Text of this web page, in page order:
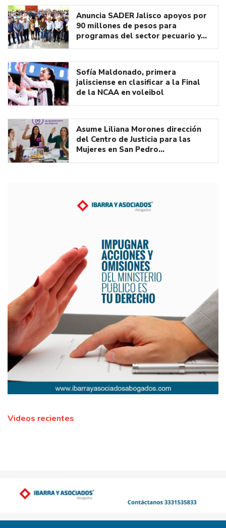
Anuncia SADER Jalisco apoyos por
90 millones de pesos para
programas del sector pecuario y…
Sofía Maldonado, primera
jalisciense en clasificar a la Final
de la NCAA en voleibol
Asume Liliana Morones dirección
del Centro de Justicia para las
Mujeres en San Pedro…
Videos recientes